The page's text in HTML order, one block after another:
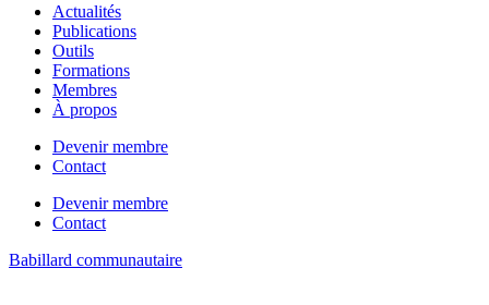
Actualités
Publications
Outils
Formations
Membres
À propos
Devenir membre
Contact
Devenir membre
Contact
Babillard communautaire